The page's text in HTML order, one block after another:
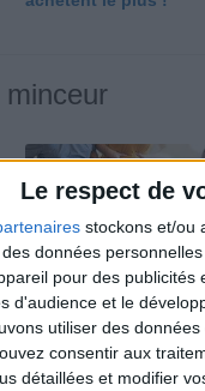
Le respect de
stockons et/ou
données
pour des
d'audience et le
utiliser des
consentir aux
détaillées et modifier
Perdre 10 kg : ma
est imparable